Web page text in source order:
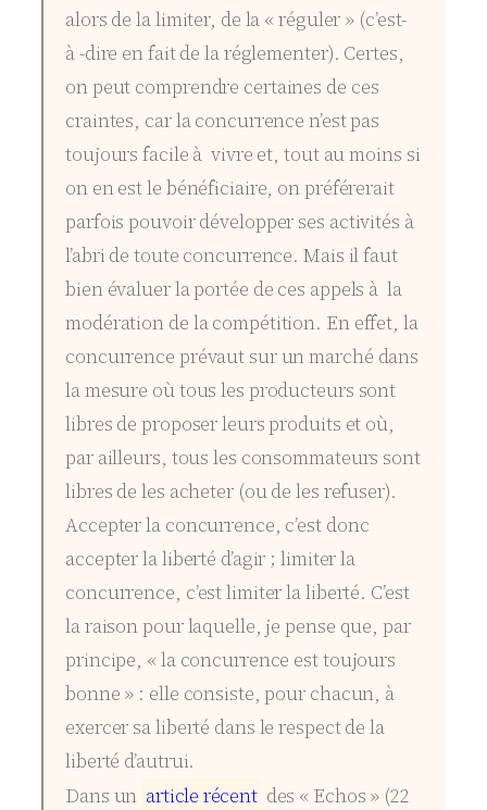
alors de la limiter, de la « réguler » (c’est-
à -dire en fait de la réglementer). Certes,
on peut comprendre certaines de ces
craintes, car la concurrence n’est pas
toujours facile à vivre et, tout au moins si
on en est le bénéficiaire, on préférerait
parfois pouvoir développer ses activités à
l’abri de toute concurrence. Mais il faut
bien évaluer la portée de ces appels à la
modération de la compétition. En effet, la
concurrence prévaut sur un marché dans
la mesure où tous les producteurs sont
libres de proposer leurs produits et où,
par ailleurs, tous les consommateurs sont
libres de les acheter (ou de les refuser).
Accepter la concurrence, c’est donc
accepter la liberté d’agir ; limiter la
concurrence, c’est limiter la liberté. C’est
la raison pour laquelle, je pense que, par
principe, « la concurrence est toujours
bonne » : elle consiste, pour chacun, à
exercer sa liberté dans le respect de la
liberté d’autrui.
Dans un article récent des « Echos » (22